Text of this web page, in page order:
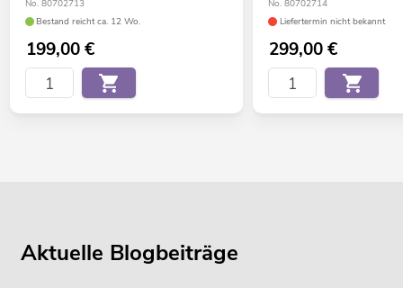
No. 80702713
Bestand reicht ca. 12 Wo.
199,00€
No. 80702714
Liefertermin nicht bekannt
299,00€
Aktuelle Blogbeiträge